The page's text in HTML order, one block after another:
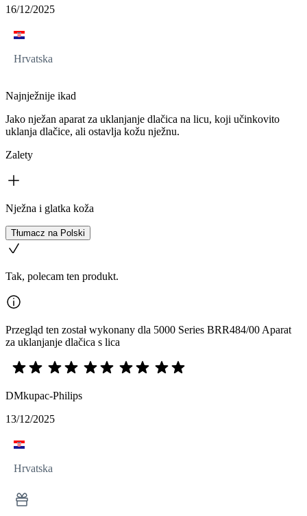
16/12/2025
Hrvatska
Najnježnije ikad
Jako nježan aparat za uklanjanje dlačica na licu, koji učinkovito
uklanja dlačice, ali ostavlja kožu nježnu.
Zalety
Nježna i glatka koža
Tłumacz na Polski
Tak, polecam ten produkt.
Przegląd ten został wykonany dla 5000 Series BRR484/00 Aparat
za uklanjanje dlačica s lica
DMkupac-Philips
13/12/2025
Hrvatska